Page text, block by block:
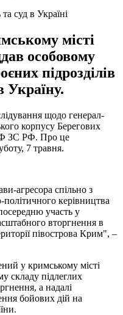
суд в Україні
місті
особовому
підрозділів
Україну.
щодо генерал-
корпусу Берегових
ЗС РФ. Про це
7 травня.
агресора спільно з
керівництва
участь у
вторгнення в
півострова Крим", –
у кримському місті
складу підлеглих
а надалі
бойових дій на